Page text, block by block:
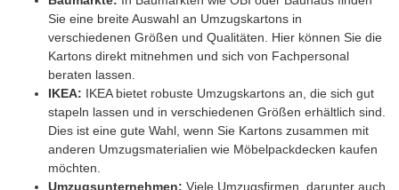
Sie eine breite Auswahl an Umzugskartons in
verschiedenen Größen und Qualitäten. Hier können Sie die
Kartons direkt mitnehmen und sich von Fachpersonal
beraten lassen.
IKEA: IKEA bietet robuste Umzugskartons an, die sich gut
stapeln lassen und in verschiedenen Größen erhältlich sind.
Dies ist eine gute Wahl, wenn Sie Kartons zusammen mit
anderen Umzugsmaterialien wie Möbelpackdecken kaufen
möchten.
Umzugsunternehmen: Viele Umzugsfirmen, darunter auch